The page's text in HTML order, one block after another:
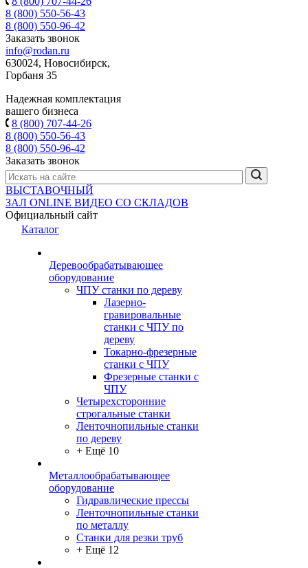
8 (800) 550-56-43
8 (800) 550-96-42
Заказать звонок
info@rodan.ru
630024, Новосибирск,
Горбаня 35
Надежная комплектация
вашего бизнеса
8 (800) 707-44-26
8 (800) 550-56-43
8 (800) 550-96-42
Заказать звонок
ВЫСТАВОЧНЫЙ
ЗАЛ ONLINE ВИДЕО СО СКЛАДОВ
Официальный сайт
Каталог
Деревообрабатывающее
оборудование
ЧПУ станки по дереву
Лазерно-
гравировальные
станки с ЧПУ по
дереву
Токарно-фрезерные
станки с ЧПУ
Фрезерные станки с
ЧПУ
Четырехсторонние
строгальные станки
Ленточнопильные станки
по дереву
+ Ещё 10
Металлообрабатывающее
оборудование
Гидравлические прессы
Ленточнопильные станки
по металлу
Станки для резки труб
+ Ещё 12